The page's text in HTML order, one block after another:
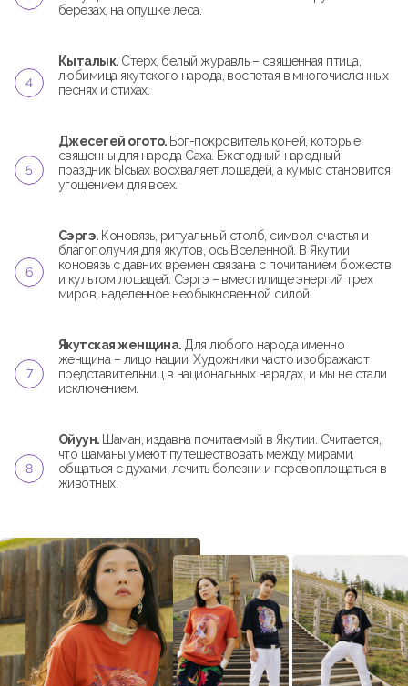
березах, на опушке леса.
Кыталык. Стерх, белый журавль – священная птица,
любимица якутского народа, воспетая в многочисленных
песнях и стихах.
Джесегей огото. Бог-покровитель коней, которые
священны для народа Саха. Ежегодный народный
праздник Ысыах восхваляет лошадей, а кумыс становится
угощением для всех.
Сэргэ. Коновязь, ритуальный столб, символ счастья и
благополучия для якутов, ось Вселенной. В Якутии
коновязь с давних времен связана с почитанием божеств
и культом лошадей. Сэргэ – вместилище энергий трех
миров, наделенное необыкновенной силой.
Якутская женщина. Для любого народа именно
женщина – лицо нации. Художники часто изображают
представительниц в национальных нарядах, и мы не стали
исключением.
Ойуун.
Шаман, издавна почитаемый в Якутии. Считается,
что шаманы умеют путешествовать между мирами,
общаться с духами, лечить болезни и перевоплощаться в
животных.